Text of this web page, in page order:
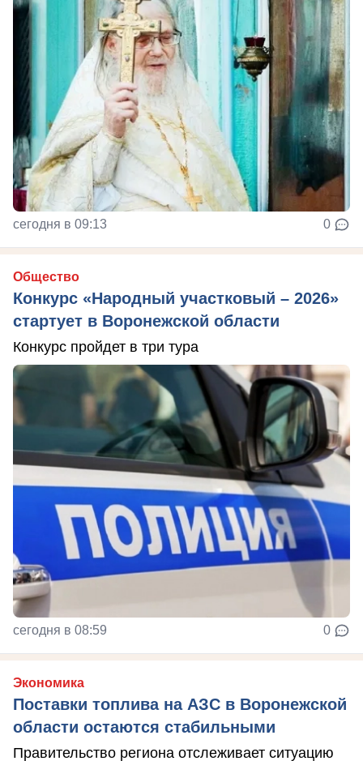
сегодня в 09:13 0
Общество
Конкурс «Народный участковый – 2026»
стартует в Воронежской области
Конкурс пройдет в три тура
сегодня в 08:59 0
Экономика
Поставки топлива на АЗС в Воронежской
области остаются стабильными
Правительство региона отслеживает ситуацию